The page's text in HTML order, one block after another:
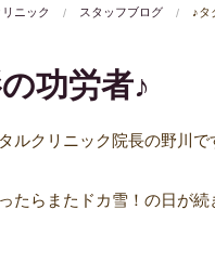
ニック スタッフブログ ♪タ
功労者♪
ルクリニック院長の野川で
たらまたドカ雪！の日が